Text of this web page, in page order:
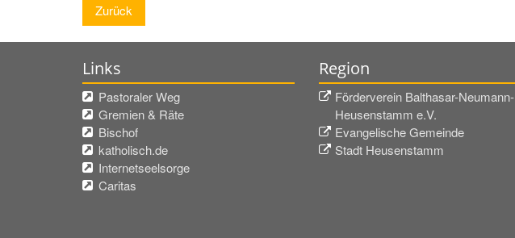
Zurück
Links
Pastoraler Weg
Gremien & Räte
Bischof
katholisch.de
Internetseelsorge
Caritas
Region
Förderverein Balthasar-Neumann-
Heusenstamm e.V.
Evangelische Gemeinde
Stadt Heusenstamm